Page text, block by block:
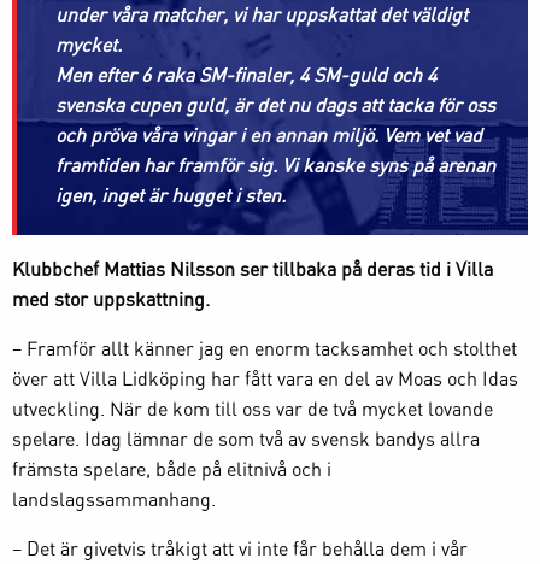
under våra matcher, vi har uppskattat det väldigt
mycket.
Men efter 6 raka SM-finaler, 4 SM-guld och 4
svenska cupen guld, är det nu dags att tacka för oss
och pröva våra vingar i en annan miljö. Vem vet vad
framtiden har framför sig. Vi kanske syns på arenan
igen, inget är hugget i sten.
Klubbchef Mattias Nilsson ser tillbaka på deras tid i Villa
med stor uppskattning.
– Framför allt känner jag en enorm tacksamhet och stolthet
över att Villa Lidköping har fått vara en del av Moas och Idas
utveckling. När de kom till oss var de två mycket lovande
spelare. Idag lämnar de som två av svensk bandys allra
främsta spelare, både på elitnivå och i
landslagssammanhang.
– Det är givetvis tråkigt att vi inte får behålla dem i vår